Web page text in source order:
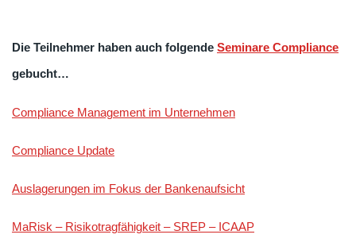
Die Teilnehmer haben auch folgende Seminare Compliance
gebucht…
Compliance Management im Unternehmen
Compliance Update
Auslagerungen im Fokus der Bankenaufsicht
MaRisk – Risikotragfähigkeit – SREP – ICAAP